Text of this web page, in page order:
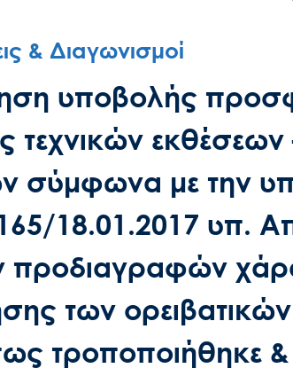
& Διαγωνισμοί
υποβολής
τεχνικών
σύμφωνα με την
18.01.2017 υπ.
προδιαγραφών
των
τροποποιήθηκε &